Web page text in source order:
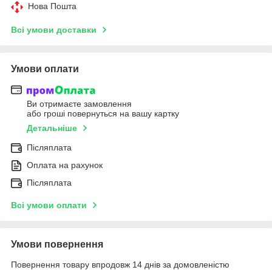
Нова Пошта
Всі умови доставки
Умови оплати
Ви отримаєте замовлення
або гроші повернуться на вашу картку
Детальніше
Післяплата
Оплата на рахунок
Післяплата
Всі умови оплати
Умови повернення
Повернення товару впродовж 14 днів за домовленістю